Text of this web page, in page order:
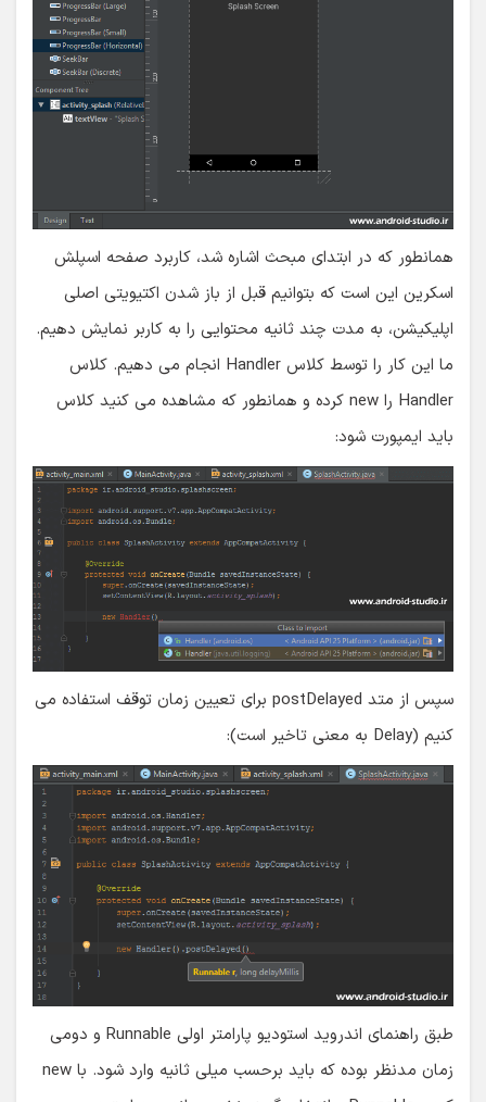
همانطور که در ابتدای مبحث اشاره شد، کاربرد صفحه اسپلش
اسکرین این است که بتوانیم قبل از باز شدن اکتیویتی اصلی
اپلیکیشن، به مدت چند ثانیه محتوایی را به کاربر نمایش دهیم.
ما این کار را توسط کلاس Handler انجام می دهیم. کلاس
Handler را new کرده و همانطور که مشاهده می کنید کلاس
باید ایمپورت شود:
سپس از متد postDelayed برای تعیین زمان توقف استفاده می
کنیم (Delay به معنی تاخیر است):
طبق راهنمای اندروید استودیو پارامتر اولی Runnable و دومی
زمان مدنظر بوده که باید برحسب میلی ثانیه وارد شود. با new